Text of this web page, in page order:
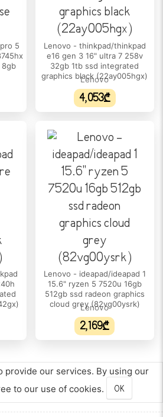
ტიპი:
სიჩქარე:
5
8gb
Lenovo - thinkpad/thinkpad
e16 gen 3 16" ultra 7 258v
32gb 1tb ssd integrated
graphics black (22ay005hgx)
Lenovo
4,053₾
Lenovo - ideapad/ideapad 1
15.6" ryzen 5 7520u 16gb
512gb ssd radeon graphics
cloud grey (82vg00ysrk)
Lenovo
2,169₾
provide our services. By using our
to our use of cookies.
OK